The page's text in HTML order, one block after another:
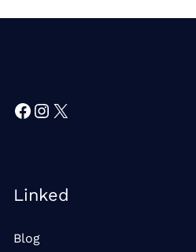
Facebook
Instagram
X
Linked
Blog